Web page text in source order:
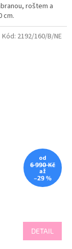
roštem a
cm.
od
6 990 Kč
až
–29 %
DETAIL
Kód: 2192/160/B/NE